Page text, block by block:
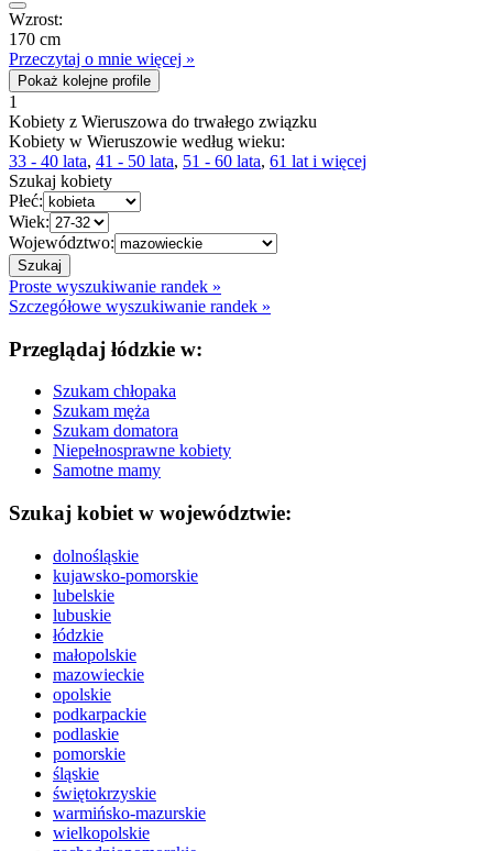
Wzrost:
170 cm
Przeczytaj o mnie więcej »
Pokaż kolejne profile
1
Kobiety z Wieruszowa do trwałego związku
Kobiety w Wieruszowie według wieku:
33 - 40 lata, 41 - 50 lata, 51 - 60 lata, 61 lat i więcej
Szukaj kobiety
Płeć:
Wiek:
Województwo:
Proste wyszukiwanie randek »
Szczegółowe wyszukiwanie randek »
Przeglądaj łódzkie w:
Szukam chłopaka
Szukam męża
Szukam domatora
Niepełnosprawne kobiety
Samotne mamy
Szukaj kobiet w województwie:
dolnośląskie
kujawsko-pomorskie
lubelskie
lubuskie
łódzkie
małopolskie
mazowieckie
opolskie
podkarpackie
podlaskie
pomorskie
śląskie
świętokrzyskie
warmińsko-mazurskie
wielkopolskie